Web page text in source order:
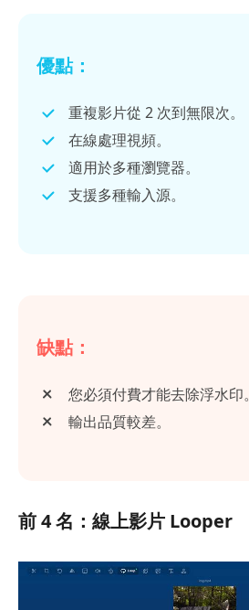
優點：
重複影片從 2 次到無限次。
在線處理視頻。
適用於多種瀏覽器。
支援多種輸入源。
缺點：
您必須付費才能去除浮水印。
輸出品質較差。
前 4 名：線上影片 Looper